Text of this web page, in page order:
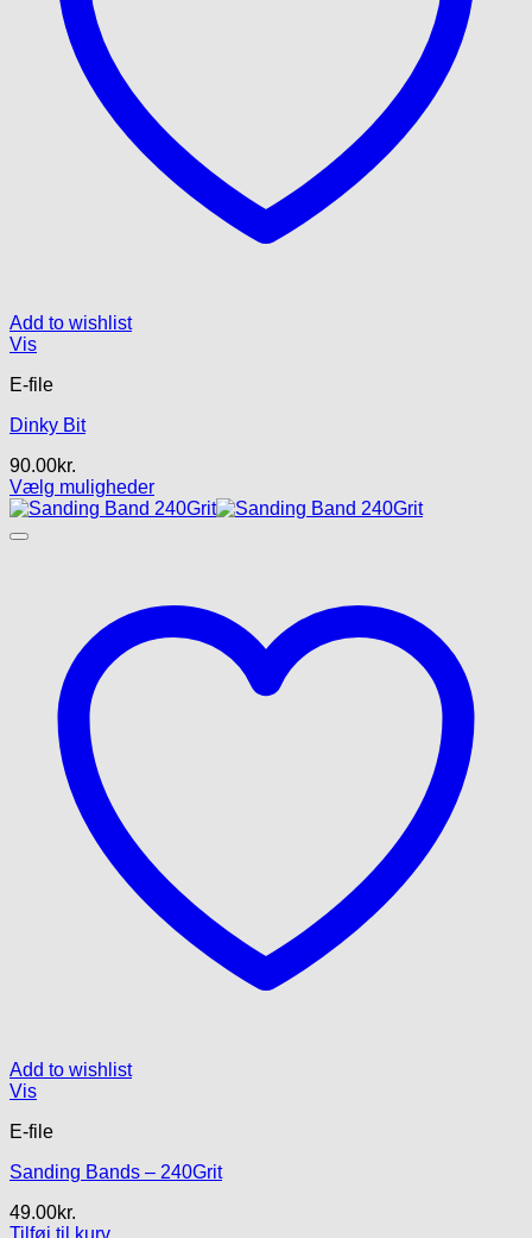
Add to wishlist
Vis
E-file
Dinky Bit
90.00kr.
Vælg muligheder
Dette
vare
Mulighederne
varesiden
Add to wishlist
Vis
E-file
Sanding Bands – 240Grit
49.00kr.